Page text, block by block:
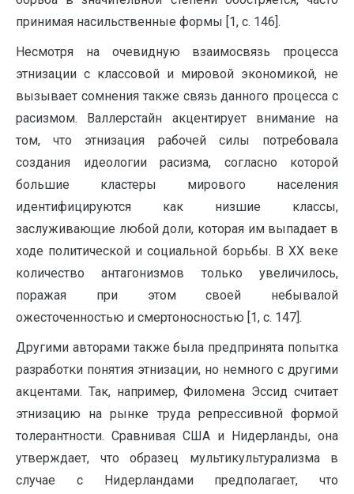
принимая насильственные формы [1, c. 146].
Несмотря на очевидную взаимосвязь процесса
этнизации с классовой и мировой экономикой, не
вызывает сомнения также связь данного процесса с
расизмом. Валлерстайн акцентирует внимание на
том, что этнизация рабочей силы потребовала
создания идеологии расизма, согласно которой
большие кластеры мирового населения
идентифицируются как низшие классы,
заслуживающие любой доли, которая им выпадает в
ходе политической и социальной борьбы. В ΧΧ веке
количество антагонизмов только увеличилось,
поражая при этом своей небывалой
ожесточенностью и смертоносностью [1, c. 147].
Другими авторами также была предпринята попытка
разработки понятия этнизации, но немного с другими
акцентами. Так, например, Филомена Эссид считает
этнизацию на рынке труда репрессивной формой
толерантности. Сравнивая США и Нидерланды, она
утверждает, что образец мультикультурализма в
случае с Нидерландами предполагает, что